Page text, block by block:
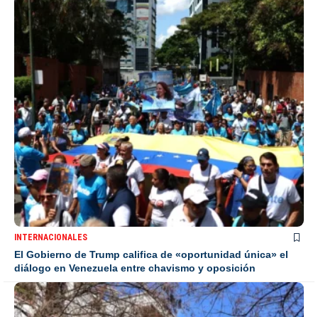
INTERNACIONALES
El Gobierno de Trump califica de «oportunidad única» el
diálogo en Venezuela entre chavismo y oposición